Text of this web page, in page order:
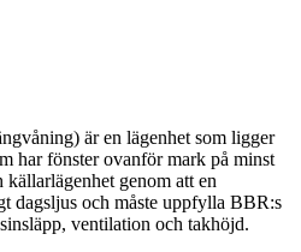
är en lägenhet som ligger
har fönster ovanför mark på minst
genom att en
dagsljus och måste uppfylla BBR:s
ventilation och takhöjd.